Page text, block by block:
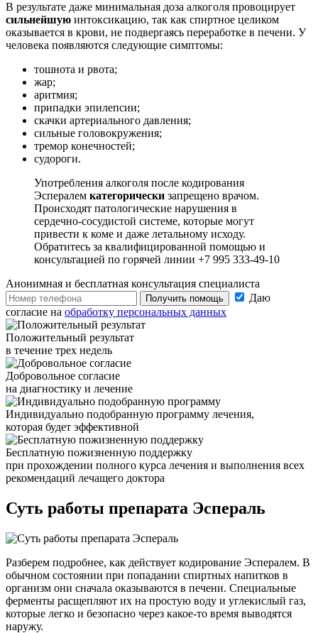
В результате даже минимальная доза алкоголя провоцирует
сильнейшую интоксикацию, так как спиртное целиком
оказывается в крови, не подвергаясь переработке в печени. У
человека появляются следующие симптомы:
тошнота и рвота;
жар;
аритмия;
припадки эпилепсии;
скачки артериального давления;
сильные головокружения;
тремор конечностей;
судороги.
Употребления алкоголя после кодирования
Эспералем категорически запрещено врачом.
Происходят патологические нарушения в
сердечно-сосудистой системе, которые могут
привести к коме и даже летальному исходу.
Обратитесь за квалифицированной помощью и
консультацией по горячей линии +7 995 333-49-10
Анонимная и бесплатная консультация специалиста
Получить помощь
Даю
согласие на обработку персональных данных
Положительный результат
в течение трех недель
Добровольное согласие
на диагностику и лечение
Индивидуально подобранную программу лечения,
которая будет эффективной
Бесплатную пожизненную поддержку
при прохождении полного курса лечения и выполнения всех
рекомендаций лечащего доктора
Суть работы препарата Эспераль
Разберем подробнее, как действует кодирование Эспералем. В
обычном состоянии при попадании спиртных напитков в
организм они сначала оказываются в печени. Специальные
ферменты расщепляют их на простую воду и углекислый газ,
которые легко и безопасно через какое-то время выводятся
наружу.